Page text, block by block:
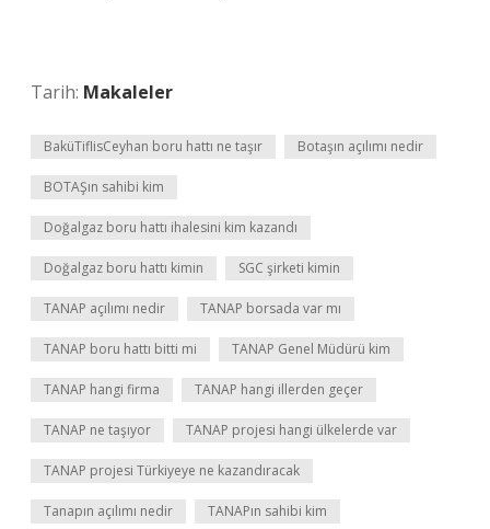
Tarih: Makaleler
BaküTiflisCeyhan boru hattı ne taşır Botaşın açılımı nedir
BOTAŞın sahibi kim
Doğalgaz boru hattı ihalesini kim kazandı
Doğalgaz boru hattı kimin SGC şirketi kimin
TANAP açılımı nedir TANAP borsada var mı
TANAP boru hattı bitti mi TANAP Genel Müdürü kim
TANAP hangi firma TANAP hangi illerden geçer
TANAP ne taşıyor TANAP projesi hangi ülkelerde var
TANAP projesi Türkiyeye ne kazandıracak
Tanapın açılımı nedir TANAPın sahibi kim